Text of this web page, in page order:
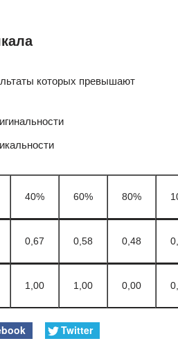
которых превышают
40% 60% 80%
0,67 0,58 0,48
1,00 1,00 0,00
Twitter